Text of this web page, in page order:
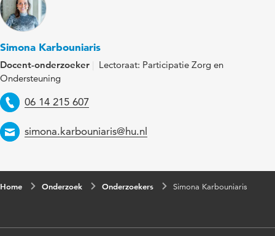
Simona Karbouniaris
Docent-onderzoeker
Lectoraat: Participatie Zorg en
Ondersteuning
Telefoon
06 14 215 607
Email
simona.karbouniaris@hu.nl
Home Onderzoek Onderzoekers Simona Karbouniaris